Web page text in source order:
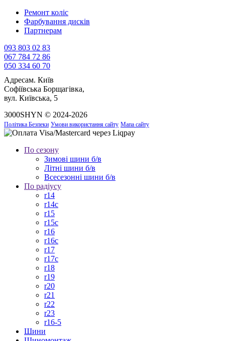
Ремонт коліс
Фарбування дисків
Партнерам
093 803 02 83
067 784 72 86
050 334 60 70
Адресам. Київ
Софіївська Борщагівка,
вул. Київська, 5
3000SHYN © 2024-2026
Політика Безпеки Умови використання сайту Мапа сайту
По сезону
Зимові шини б/в
Літні шини б/в
Всесезонні шини б/в
По радіусу
r14
r14c
r15
r15c
r16
r16c
r17
r17c
r18
r19
r20
r21
r22
r23
r16-5
Шини